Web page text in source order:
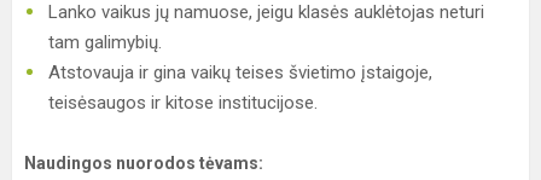
Lanko vaikus jų namuose, jeigu klasės auklėtojas neturi
tam galimybių.
Atstovauja ir gina vaikų teises švietimo įstaigoje,
teisėsaugos ir kitose institucijose.
Naudingos nuorodos tėvams: